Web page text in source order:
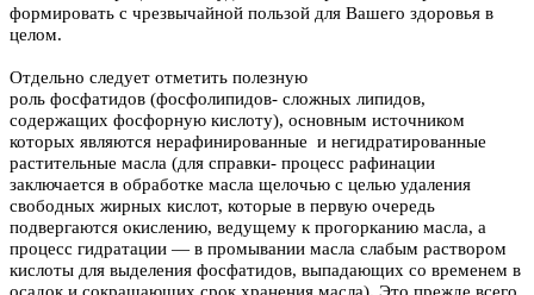
формировать с чрезвычайной пользой для Вашего здоровья в
целом.
Отдельно следует отметить полезную
роль фосфатидов (фосфолипидов- сложных липидов,
содержащих фосфорную кислоту), основным источником
которых являются нерафинированные и негидратированные
растительные масла (для справки- процесс рафинации
заключается в обработке масла щелочью с целью удаления
свободных жирных кислот, которые в первую очередь
подвергаются окислению, ведущему к прогорканию масла, а
процесс гидратации — в промывании масла слабым раствором
кислоты для выделения фосфатидов, выпадающих со временем в
осадок и сокращающих срок хранения масла). Это прежде всего